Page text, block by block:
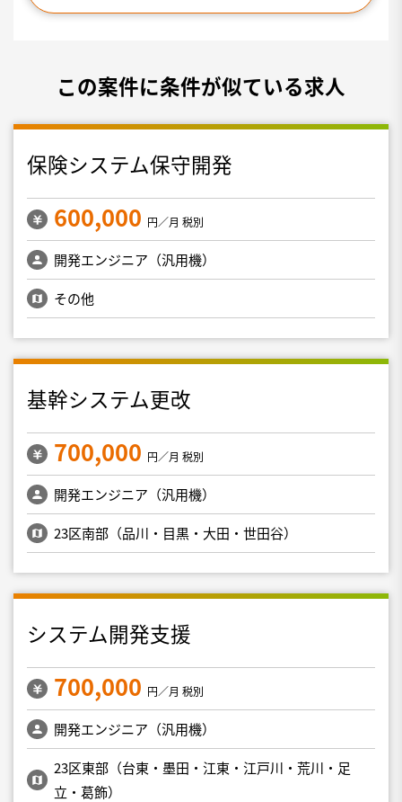
この案件に条件が似ている求人
保険システム保守開発
600,000 円／月 税別
開発エンジニア（汎用機）
その他
基幹システム更改
700,000 円／月 税別
開発エンジニア（汎用機）
23区南部（品川・目黒・大田・世田谷）
システム開発支援
700,000 円／月 税別
開発エンジニア（汎用機）
23区東部（台東・墨田・江東・江戸川・荒川・足
立・葛飾）